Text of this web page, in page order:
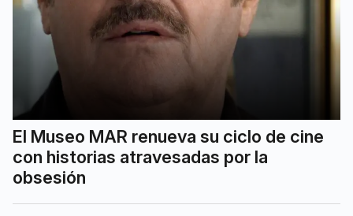
El Museo MAR renueva su ciclo de cine
con historias atravesadas por la
obsesión